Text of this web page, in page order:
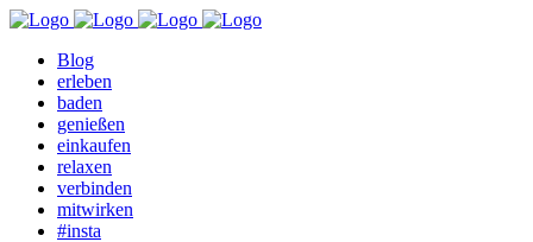
Blog
erleben
baden
genießen
einkaufen
relaxen
verbinden
mitwirken
#insta